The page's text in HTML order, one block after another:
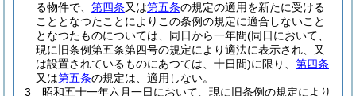
る物件で、 第四条又は第五条の規定の適用を新たに受ける
こととなつたことによりこの条例の規定に適合しないこと
となつたものについては、同日から一年間(同日において、
現に旧条例第五条第四号の規定により適法に表示され、又
は設置されているものにあつては、十日間)に限り、 第四条
又は第五条の規定は、適用しない。
3
昭和五十一年六月一日において、現に旧条例の規定により